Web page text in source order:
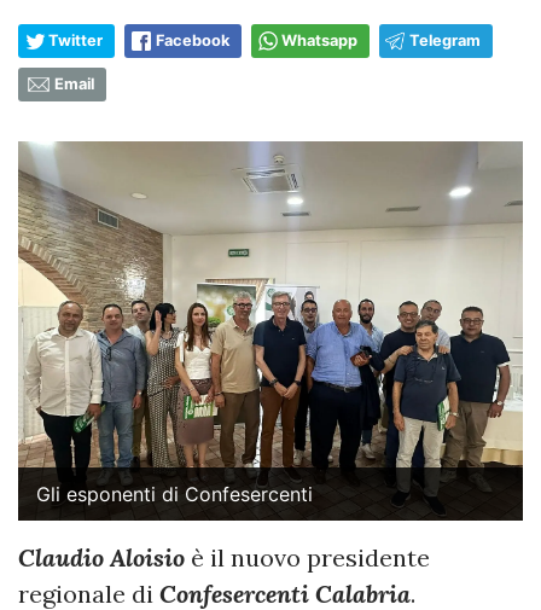
Twitter Facebook Whatsapp Telegram
Email
Gli esponenti di Confesercenti
Claudio Aloisio è il nuovo presidente
regionale di Confesercenti Calabria.